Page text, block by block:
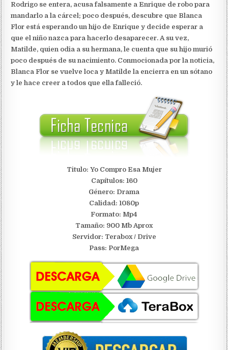
Rodrigo se entera, acusa falsamente a Enrique de robo para
mandarlo a la cárcel; poco después, descubre que Blanca
Flor está esperando un hijo de Enrique y decide esperar a
que el niño nazca para hacerlo desaparecer. A su vez,
Matilde, quien odia a su hermana, le cuenta que su hijo murió
poco después de su nacimiento. Conmocionada por la noticia,
Blanca Flor se vuelve loca y Matilde la encierra en un sótano
y le hace creer a todos que ella falleció.
Titulo: Yo Compro Esa Mujer
Capítulos: 160
Género: Drama
Calidad: 1080p
Formato: Mp4
Tamaño: 900 Mb Aprox
Servidor: Terabox / Drive
Pass: PorMega